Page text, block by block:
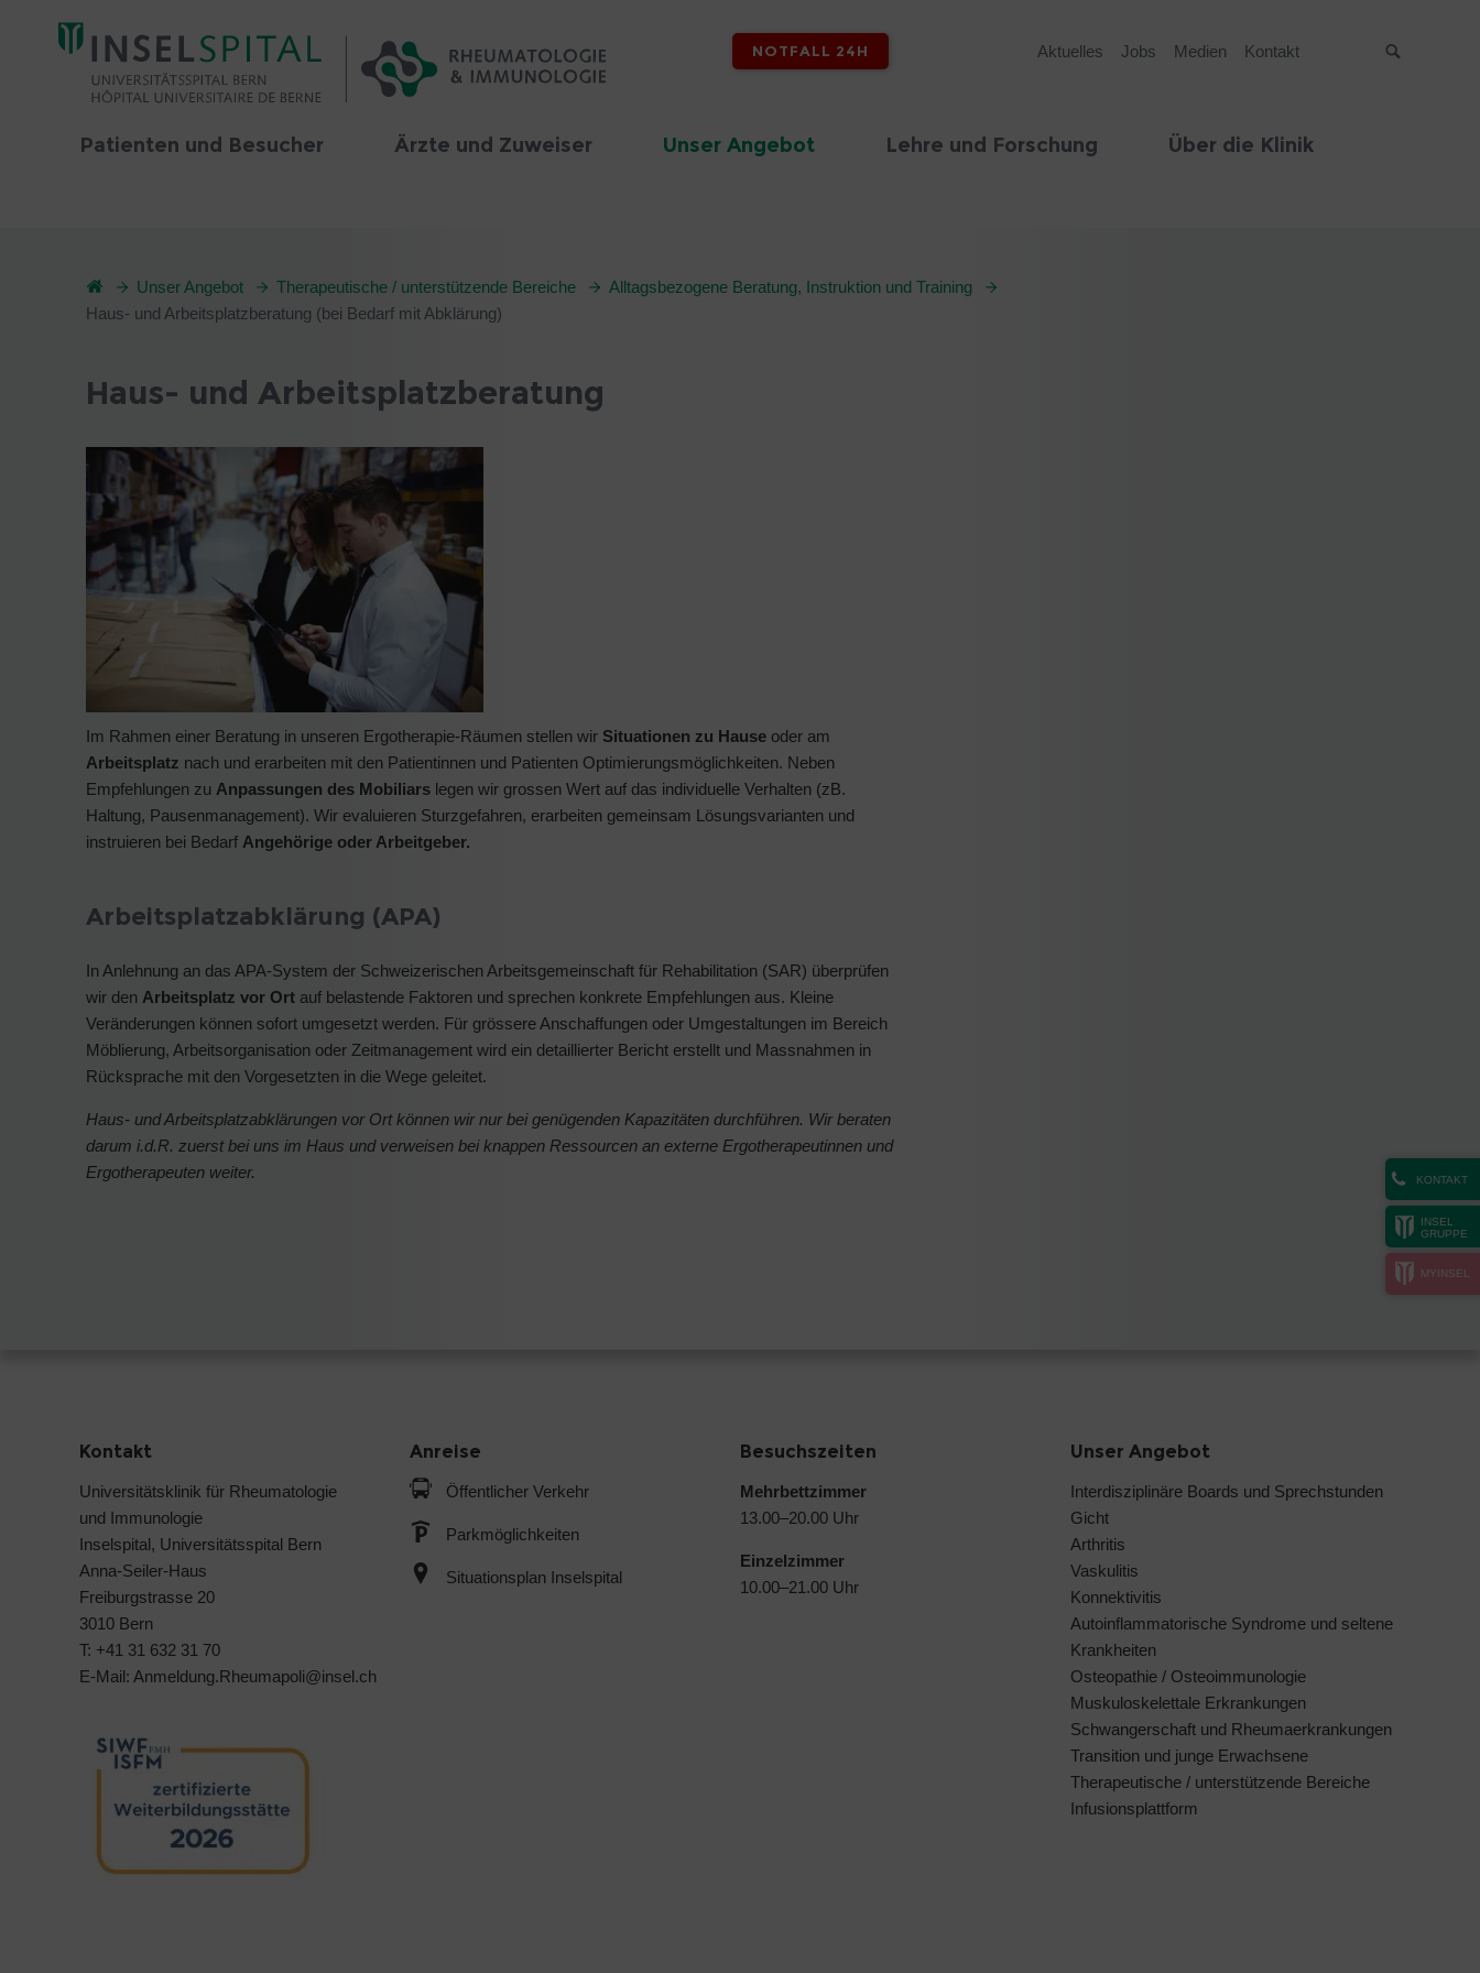
NOTFALL 24H Aktuelles Jobs Medien Kontakt
Patienten und Besucher Ärzte und Zuweiser Unser Angebot Lehre und Forschung Über die Klinik
KONTAKT
INSEL
GRUPPE
MYINSEL
Unser Angebot Therapeutische / unterstützende Bereiche
Alltagsbezogene Beratung, Instruktion und Training
Haus- und Arbeitsplatzberatung (bei Bedarf mit Abklärung)
Haus- und Arbeitsplatzberatung
Im Rahmen einer Beratung in unseren Ergotherapie-Räumen stellen wir Situationen zu Hause oder am
Arbeitsplatz nach und erarbeiten mit den Patientinnen und Patienten Optimierungsmöglichkeiten. Neben
Empfehlungen zu Anpassungen des Mobiliars legen wir grossen Wert auf das individuelle Verhalten (zB.
Haltung, Pausenmanagement). Wir evaluieren Sturzgefahren, erarbeiten gemeinsam Lösungsvarianten und
instruieren bei Bedarf Angehörige oder Arbeitgeber.
Arbeitsplatzabklärung (APA)
In Anlehnung an das APA-System der Schweizerischen Arbeitsgemeinschaft für Rehabilitation (SAR) überprüfen
wir den Arbeitsplatz vor Ort auf belastende Faktoren und sprechen konkrete Empfehlungen aus. Kleine
Veränderungen können sofort umgesetzt werden. Für grössere Anschaffungen oder Umgestaltungen im Bereich
Möblierung, Arbeitsorganisation oder Zeitmanagement wird ein detaillierter Bericht erstellt und Massnahmen in
Rücksprache mit den Vorgesetzten in die Wege geleitet.
Haus- und Arbeitsplatzabklärungen vor Ort können wir nur bei genügenden Kapazitäten durchführen. Wir beraten
darum i.d.R. zuerst bei uns im Haus und verweisen bei knappen Ressourcen an externe Ergotherapeutinnen und
Ergotherapeuten weiter.
Kontakt
Universitätsklinik für Rheumatologie
und Immunologie
Inselspital, Universitätsspital Bern
Anna-Seiler-Haus
Freiburgstrasse 20
3010 Bern
T: +41 31 632 31 70
E-Mail: Anmeldung.Rheumapoli@insel.ch
Anreise
Öffentlicher Verkehr
Parkmöglichkeiten
Situationsplan Inselspital
Besuchszeiten
Mehrbettzimmer
13.00–20.00 Uhr
Einzelzimmer
10.00–21.00 Uhr
Unser Angebot
Interdisziplinäre Boards und Sprechstunden
Gicht
Arthritis
Vaskulitis
Konnektivitis
Autoinflammatorische Syndrome und seltene
Krankheiten
Osteopathie / Osteoimmunologie
Muskuloskelettale Erkrankungen
Schwangerschaft und Rheumaerkrankungen
Transition und junge Erwachsene
Therapeutische / unterstützende Bereiche
Infusionsplattform